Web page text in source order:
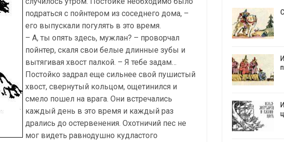
подраться с пойнтером из соседнего дома, –
его выпускали погулять в это время.
– А, ты опять здесь, мужлан? – проворчал
пойнтер, скаля свои белые длинные зубы и
вытягивая хвост палкой. – Я тебе задам…
Постойко задрал еще сильнее свой пушистый
хвост, свернутый кольцом, ощетинился и
смело пошел на врага. Они встречались
каждый день в это время и каждый раз
дрались до остервенения. Охотничий пес не
мог видеть равнодушно кудластого